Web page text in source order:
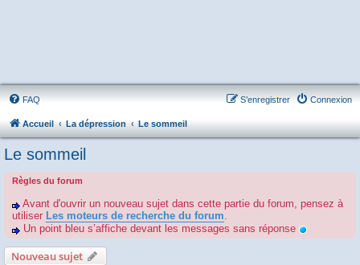
FAQ Connexion
S’enregistrer
Accueil La dépression Le sommeil
Le sommeil
Règles du forum
Avant d'ouvrir un nouveau sujet dans cette partie du forum, pensez à
utiliser Les moteurs de recherche du forum.
Un point bleu s’affiche devant les messages sans réponse
Nouveau sujet